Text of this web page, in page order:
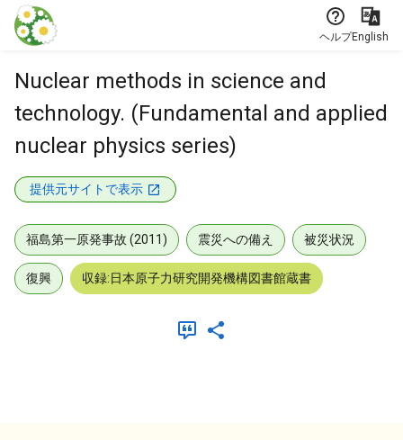
本文に飛ぶ
ヘルプEnglish
Nuclear methods in science and
technology. (Fundamental and applied
nuclear physics series)
提供元サイトで表示
福島第一原発事故 (2011) 震災への備え 被災状況
復興 収録:日本原子力研究開発機構図書館蔵書